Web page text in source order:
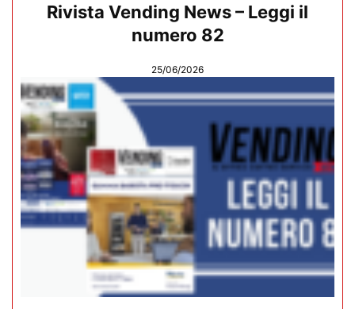
Rivista Vending News – Leggi il
numero 82
25/06/2026